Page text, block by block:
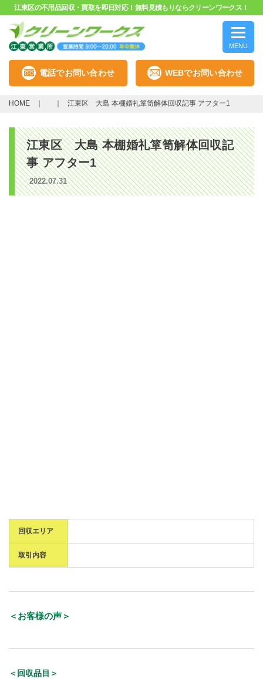
江東区の不用品回収・買取を即日対応！無料見積もりならクリーンワークス！
MENU
電話でお問い合わせ WEBでお問い合わせ
HOME 江東区 大島 本棚婚礼箪笥解体回収記事 アフター1
江東区 大島 本棚婚礼箪笥解体回収記
事 アフター1
2022.07.31
回収エリア
取引内容
＜お客様の声＞
＜回収品目＞